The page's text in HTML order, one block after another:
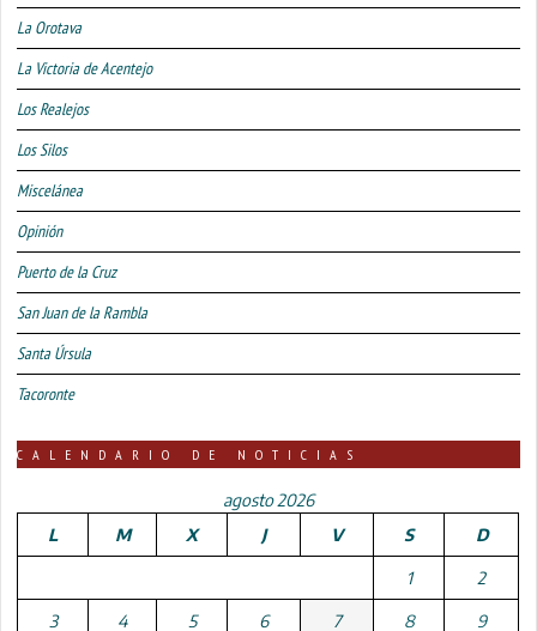
La Orotava
La Victoria de Acentejo
Los Realejos
Los Silos
Miscelánea
Opinión
Puerto de la Cruz
San Juan de la Rambla
Santa Úrsula
Tacoronte
CALENDARIO DE NOTICIAS
agosto 2026
L
M X J V S D
1 2
3 4 5 6 7 8 9